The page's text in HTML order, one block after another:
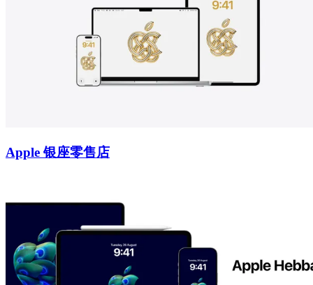
Apple 银座零售店